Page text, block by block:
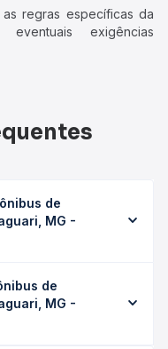
regras específicas da
exigências
de
MG -
15h 12min, podendo
serviço (convencional,
tráfego. Na Quero
de
MG -